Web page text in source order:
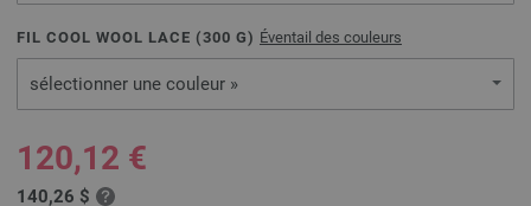
FIL COOL WOOL LACE (300 G) Éventail des couleurs
sélectionner une couleur »
120,12 €
140,26 $